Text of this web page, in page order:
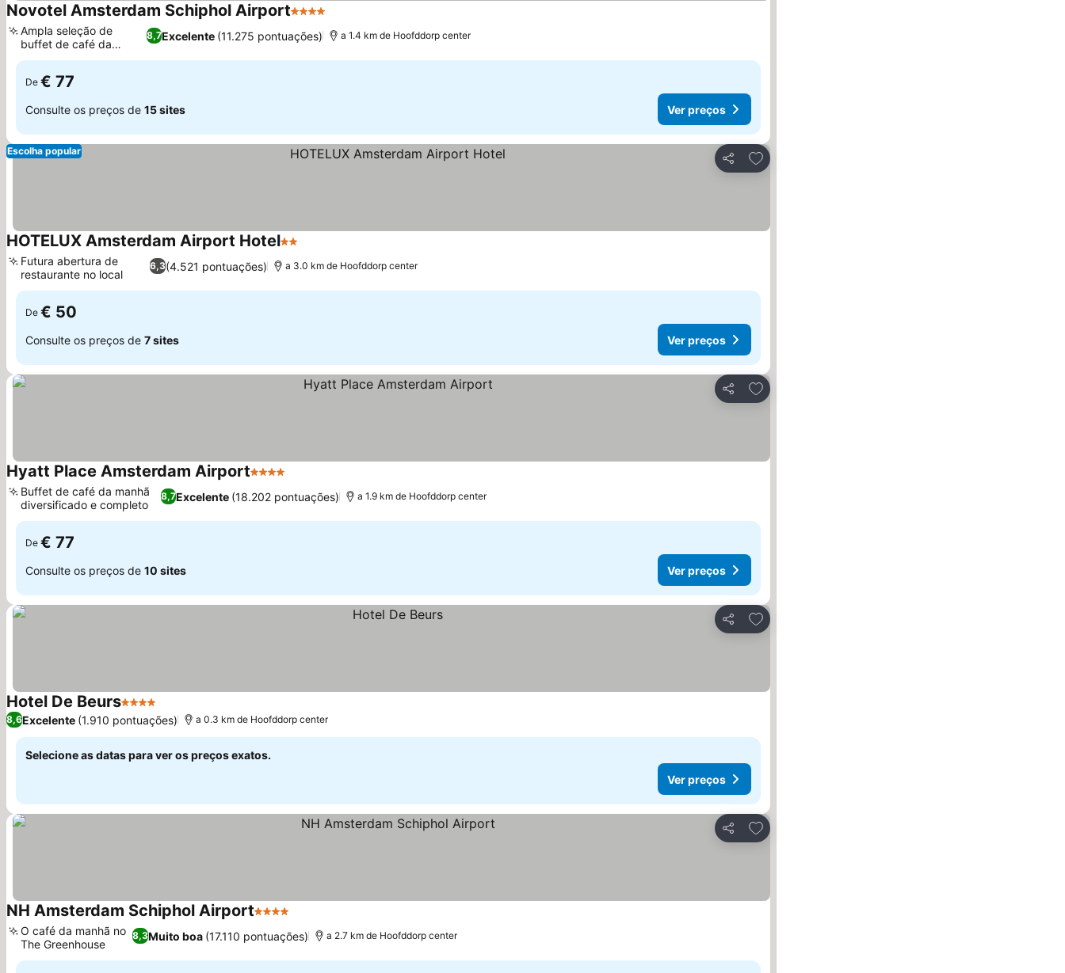
Novotel Amsterdam Schiphol Airport4 Estrelas
8,7Excelente (11.275 pontuações)
Ampla seleção de
buffet de café da
manhã
a 1.4 km de Hoofddorp center
De € 77
Consulte os preços de 15 sites Ver preços
Partilhar
Adicionar aos favoritos
Escolha popular
HOTELUX Amsterdam Airport Hotel2 Estrelas
6,3(4.521 pontuações)
Futura abertura de
restaurante no local
a 3.0 km de Hoofddorp center
De € 50
Consulte os preços de 7 sites Ver preços
Partilhar
Adicionar aos favoritos
Hyatt Place Amsterdam Airport4 Estrelas
8,7Excelente (18.202 pontuações)
Buffet de café da manhã
diversificado e completo
a 1.9 km de Hoofddorp center
De € 77
Consulte os preços de 10 sites Ver preços
Partilhar
Adicionar aos favoritos
Hotel De Beurs4 Estrelas
8,6Excelente (1.910 pontuações) a 0.3 km de Hoofddorp center
Selecione as datas para ver os preços exatos.
Ver preços
Partilhar
Adicionar aos favoritos
NH Amsterdam Schiphol Airport4 Estrelas
8,3Muito boa (17.110 pontuações)
O café da manhã no
The Greenhouse
a 2.7 km de Hoofddorp center